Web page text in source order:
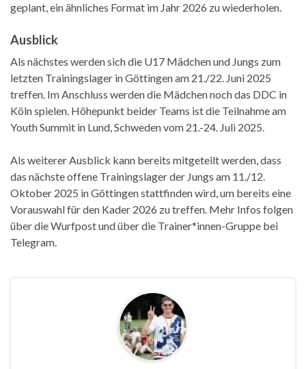
geplant, ein ähnliches Format im Jahr 2026 zu wiederholen.
Ausblick
Als nächstes werden sich die U17 Mädchen und Jungs zum
letzten Trainingslager in Göttingen am 21./22. Juni 2025
treffen. Im Anschluss werden die Mädchen noch das DDC in
Köln spielen. Höhepunkt beider Teams ist die Teilnahme am
Youth Summit in Lund, Schweden vom 21.-24. Juli 2025.
Als weiterer Ausblick kann bereits mitgeteilt werden, dass
das nächste offene Trainingslager der Jungs am 11./12.
Oktober 2025 in Göttingen stattfinden wird, um bereits eine
Vorauswahl für den Kader 2026 zu treffen. Mehr Infos folgen
über die Wurfpost und über die Trainer*innen-Gruppe bei
Telegram.